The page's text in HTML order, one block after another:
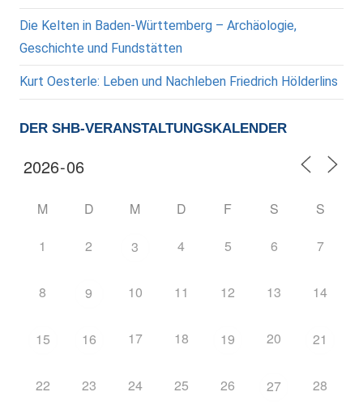
Die Kelten in Baden-Württemberg – Archäologie,
Geschichte und Fundstätten
Kurt Oesterle: Leben und Nachleben Friedrich Hölderlins
DER SHB-VERANSTALTUNGSKALENDER
M D M D F S S
1 2 3 4 5 6 7
8 9 10 11 12 13 14
15 16 17 18 19 20 21
22 23 24 25 26 27 28